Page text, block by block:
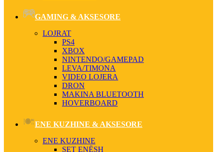
GAMING & AKSESORE
LOJRAT
PS4
XBOX
NINTENDO/GAMEPAD
LEVA/TIMONA
VIDEO LOJERA
DRON
MAKINA BLUETOOTH
HOVERBOARD
ENE KUZHINE & AKSESORE
ENE KUZHINE
SET ENËSH